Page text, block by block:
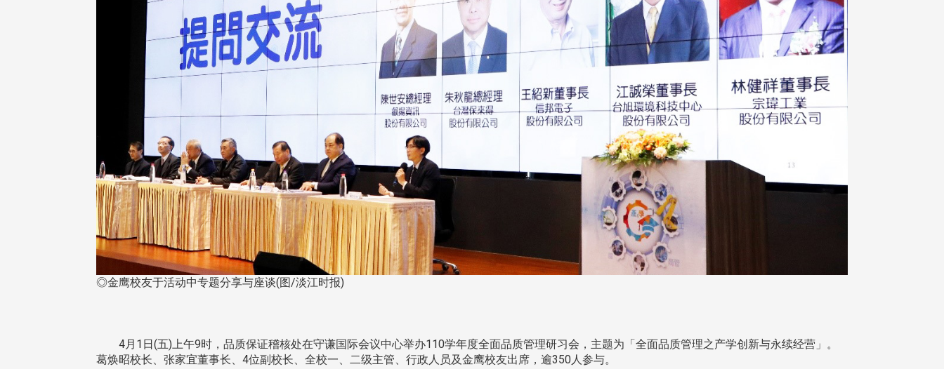
◎金鹰校友于活动中专题分享与座谈(图/淡江时报)
4月1日(五)上午9时，品质保证稽核处在守谦国际会议中心举办110学年度全面品质管理研习会，主题为「全面品质管理之产学创新与永续经营」。
葛焕昭校长、张家宜董事长、4位副校长、全校一、二级主管、行政人员及金鹰校友出席，逾350人参与。